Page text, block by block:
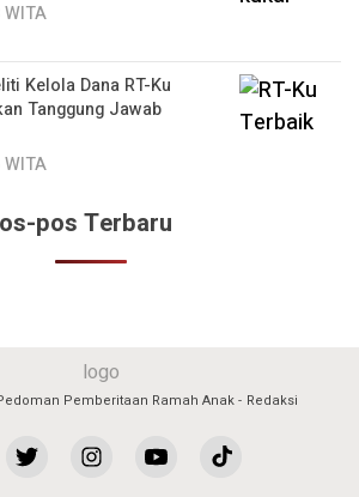
Kelola Dana RT-Ku
Tanggung Jawab
pos Terbaru
Pemberitaan Ramah Anak Redaksi